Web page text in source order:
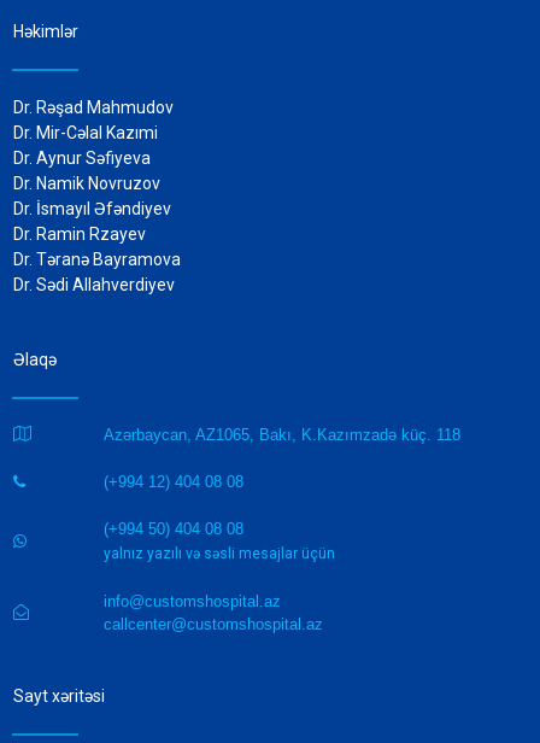
Həkimlər
Dr. Rəşad Mahmudov
Dr. Mir-Cəlal Kazımi
Dr. Aynur Səfiyeva
Dr. Namik Novruzov
Dr. İsmayıl Əfəndiyev
Dr. Ramin Rzayev
Dr. Təranə Bayramova
Dr. Sədi Allahverdiyev
Əlaqə
 Azərbaycan, AZ1065, Bakı, K.Kazımzadə küç. 118
 (+994 12) 404 08 08

(+994 50) 404 08 08
yalnız yazılı və səsli mesajlar üçün

info@customshospital.az
callcenter@customshospital.az
Sayt xəritəsi